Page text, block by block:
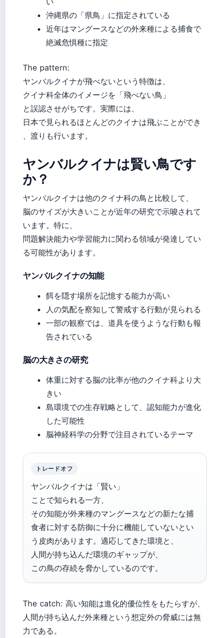
沖縄県の「県鳥」に指定されている
近年はマングースなどの外来種による捕食で
絶滅危惧種に指定
The pattern:
ヤンバルクイナが飛べないという特徴は、
クイナ科全体のイメージを「飛べない鳥」
と誤認させがちです。実際には、
日本で見られるほとんどのクイナは飛ぶことができ
、渡りも行います。
ヤンバルクイナは賢い鳥です
か？
ヤンバルクイナは他のクイナ科の鳥と比較して、
脳のサイズが大きいことが近年の研究で示唆されて
います。特に、
問題解決能力や学習能力に関わる領域が発達してい
る可能性があります。
ヤンバルクイナの知能
餌を隠す場所を記憶する能力が高い
人の気配を察知して警戒する行動が見られる
一部の観察では、道具を使うような行動も報
告されている
脳の大きさの研究
体重に対する脳の比率が他のクイナ科より大
きい
島環境での生存戦略として、認知能力が進化
した可能性
脳神経科学の分野で注目されているテーマ
トレードオフ
ヤンバルクイナは「賢い」
ことで知られる一方、
その知能が外来種のマングースなどの新たな捕
食者に対する防御に十分に機能していないとい
う皮肉があります。適応してきた環境と、
人間が持ち込んだ環境のギャップが、
この鳥の存続を脅かしているのです。
The catch: 高い知能は進化的優位性をもたらすが、
人間が持ち込んだ外来種という想定外の脅威には無
力である。